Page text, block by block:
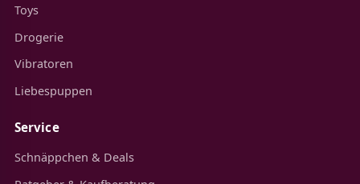
Toys
Drogerie
Vibratoren
Liebespuppen
Service
Schnäppchen & Deals